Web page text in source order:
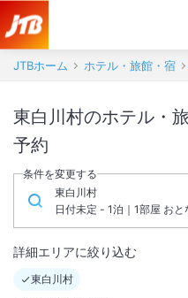
JTBホーム ホテル・旅館・宿
東白川村のホテル・
予約
条件を変更する
東白川村
日付未定 - 1泊｜1部屋 お
詳細エリアに絞り込む
東白川村